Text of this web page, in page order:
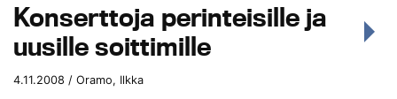
Konserttoja perinteisille ja
uusille soittimille
4.11.2008 / Oramo, Ilkka